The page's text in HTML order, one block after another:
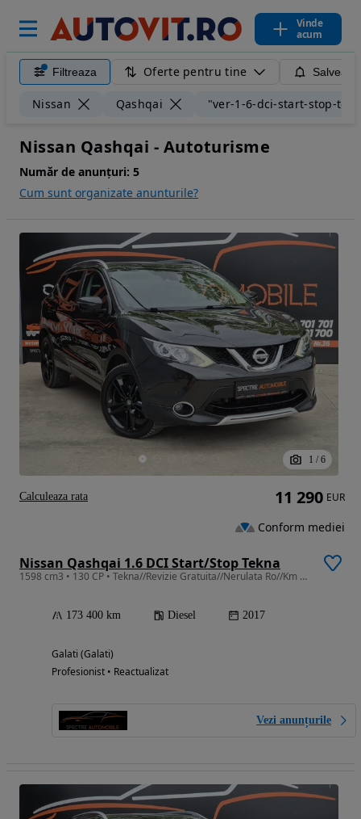
Vinde
acum
Filtreaza Oferte pentru tine
Nissan Qashqai "ver-1-6-dci-start-stop-
Nissan Qashqai - Autoturisme
Număr de anunțuri: 5
Cum sunt organizate anunturile?
1 / 6
Nissan Qashqai 1.6 DCI Start/Stop Tekna
1598 cm3 • 130 CP • Tekna//Revizie Gratuita//Nerulata Ro//Km Certificati//Garantie
173 400 km Diesel 2017
Galati (Galati)
Profesionist • Reactualizat
Vezi anunțurile
11 290 EUR
Conform mediei
Calculeaza rata